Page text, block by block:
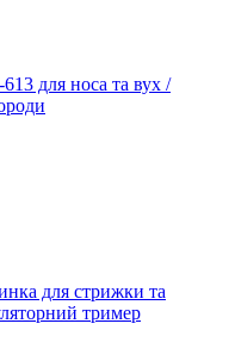
для носа та вух /
для стрижки та
тример